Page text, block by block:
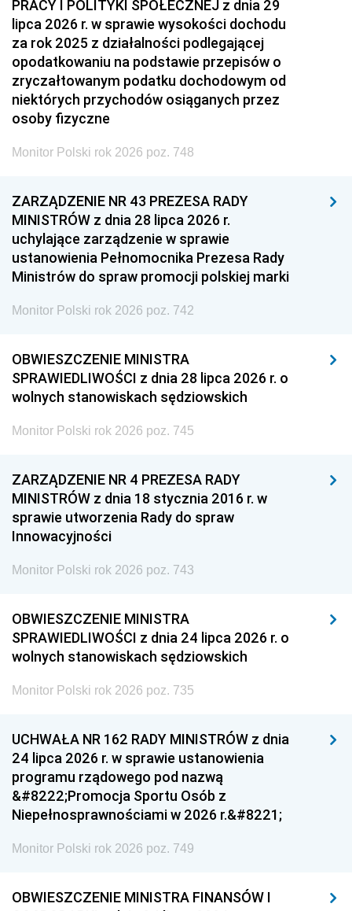
PRACY I POLITYKI SPOŁECZNEJ z dnia 29
lipca 2026 r. w sprawie wysokości dochodu
za rok 2025 z działalności podlegającej
opodatkowaniu na podstawie przepisów o
zryczałtowanym podatku dochodowym od
niektórych przychodów osiąganych przez
osoby fizyczne
Monitor Polski rok 2026 poz. 748
ZARZĄDZENIE NR 43 PREZESA RADY
MINISTRÓW z dnia 28 lipca 2026 r.
uchylające zarządzenie w sprawie
ustanowienia Pełnomocnika Prezesa Rady
Ministrów do spraw promocji polskiej marki
Monitor Polski rok 2026 poz. 742
OBWIESZCZENIE MINISTRA
SPRAWIEDLIWOŚCI z dnia 28 lipca 2026 r. o
wolnych stanowiskach sędziowskich
Monitor Polski rok 2026 poz. 745
ZARZĄDZENIE NR 4 PREZESA RADY
MINISTRÓW z dnia 18 stycznia 2016 r. w
sprawie utworzenia Rady do spraw
Innowacyjności
Monitor Polski rok 2026 poz. 743
OBWIESZCZENIE MINISTRA
SPRAWIEDLIWOŚCI z dnia 24 lipca 2026 r. o
wolnych stanowiskach sędziowskich
Monitor Polski rok 2026 poz. 735
UCHWAŁA NR 162 RADY MINISTRÓW z dnia
24 lipca 2026 r. w sprawie ustanowienia
programu rządowego pod nazwą
&#8222;Promocja Sportu Osób z
Niepełnosprawnościami w 2026 r.&#8221;
Monitor Polski rok 2026 poz. 749
OBWIESZCZENIE MINISTRA FINANSÓW I